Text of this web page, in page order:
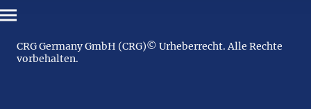
CRG Germany GmbH (CRG)© Urheberrecht. Alle Rechte
vorbehalten.